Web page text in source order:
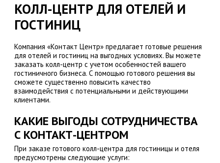
КОЛЛ-ЦЕНТР ДЛЯ ОТЕЛЕЙ И
ГОСТИНИЦ
Компания «Контакт Центр» предлагает готовые решения
для отелей и гостиниц на выгодных условиях. Вы можете
заказать колл-центр с учетом особенностей вашего
гостиничного бизнеса. С помощью готового решения вы
сможете существенно повысить качество
взаимодействия с потенциальными и действующими
клиентами.
КАКИЕ ВЫГОДЫ СОТРУДНИЧЕСТВА
С КОНТАКТ-ЦЕНТРОМ
При заказе готового колл-центра для гостиницы и отеля
предусмотрены следующие услуги: